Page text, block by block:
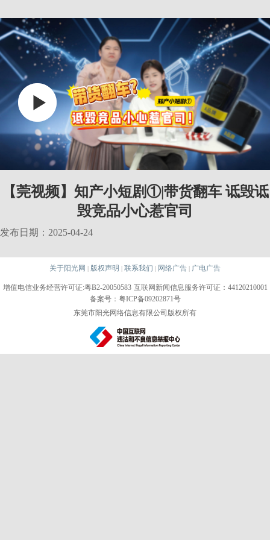
【莞视频】知产小短剧①|带货翻车 诋毁诋
毁竞品小心惹官司
发布日期：2025-04-24
关于阳光网 | 版权声明 | 联系我们 | 网络广告 | 广电广告
增值电信业务经营许可证:粤B2-20050583 互联网新闻信息服务许可证：44120210001
备案号：粤ICP备09202871号
东莞市阳光网络信息有限公司版权所有